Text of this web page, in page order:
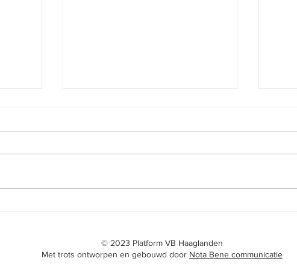
DOCU-ALERT 662 31
Docu-alert Haaglanden ͏‌ ͏‌ ͏‌ ͏‌ ͏‌ ͏‌ ͏‌ ͏‌ ͏‌ ͏‌ ͏‌ ͏‌ ͏‌ ͏‌ ͏‌ ͏‌ ͏‌ ͏‌ ͏‌
© 2023 Platform VB Haaglanden
Met trots ontworpen en gebouwd door Nota Bene communicatie